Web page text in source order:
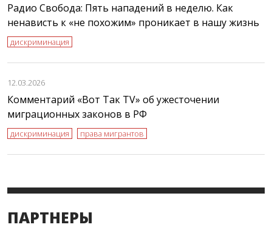
Радио Свобода: Пять нападений в неделю. Как
ненависть к «не похожим» проникает в нашу жизнь
дискриминация
12.03.2026
Комментарий «Вот Так TV» об ужесточении
миграционных законов в РФ
дискриминация права мигрантов
ПАРТНЕРЫ